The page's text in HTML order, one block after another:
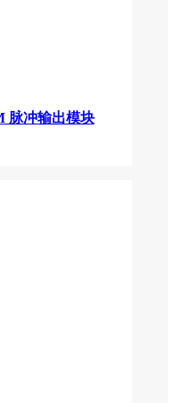
脉冲输出模块